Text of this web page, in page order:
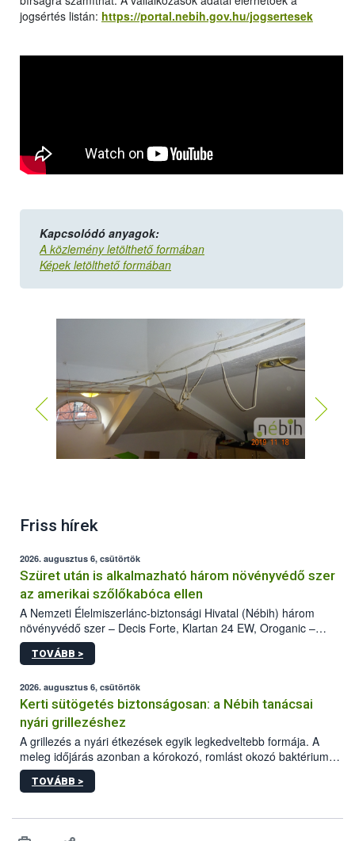
jogsértés listán: https://portal.nebih.gov.hu/jogsertesek
Kapcsolódó anyagok:
A közlemény letölthető formában
Képek letölthető formában
Friss hírek
2026. augusztus 6, csütörtök
Szüret után is alkalmazható három növényvédő szer
az amerikai szőlőkabóca ellen
A Nemzeti Élelmiszerlánc-biztonsági Hivatal (Nébih) három
növényvédő szer – Decis Forte, Klartan 24 EW, Oroganic –
engedélyokiratát módosította, így azok a szüretet követően,
egészen a vesszőérettség (BBCH 91) stádiumáig
érésű szőlőkben is legyen lehetőség a károsító elleni további
védekezésre. Az Oroganic készítmény kis kiszerelésben kiskerti
felhasználók számára is elérhető és ökológiai termesztésben is
engedélyezett.
TOVÁBB >
2026. augusztus 6, csütörtök
Kerti sütögetés biztonságosan: a Nébih tanácsai
nyári grillezéshez
A grillezés a nyári étkezések egyik legkedveltebb formája. A
meleg időjárás azonban a kórokozó, romlást okozó baktériumok
gyorsabb szaporodásának is kedvez. A szabadtéri sütögetés
ezért nem csupán a megfelelő sütési technikáról szól: legalább
higiéniai szabályok betartása, a megfelelő hőkezelés, valamint a
TOVÁBB >